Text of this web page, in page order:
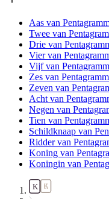
Aas van
Twee van
Drie van
Vier van
Vijf van
Zes van
Zeven van
Acht van
Negen van
Tien van
Schildknaap van
Ridder van
Koning van
Koningin van